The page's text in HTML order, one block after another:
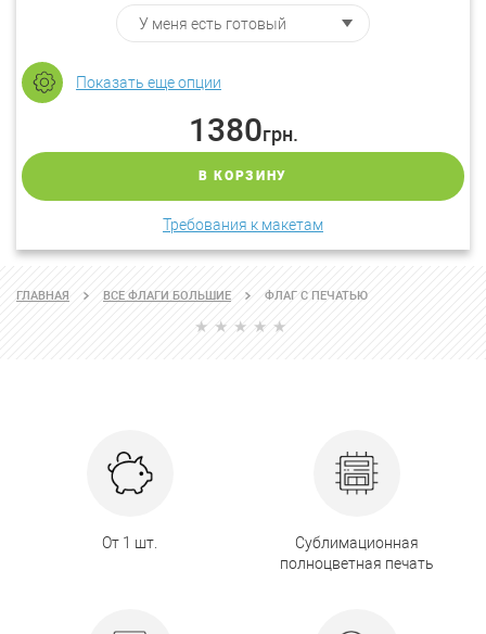
Показать еще опции
1380грн.
В КОРЗИНУ
Требования к макетам
ГЛАВНАЯ ВСЕ ФЛАГИ БОЛЬШИЕ ФЛАГ C ПЕЧАТЬЮ
От 1 шт.
Сублимационная
полноцветная печать